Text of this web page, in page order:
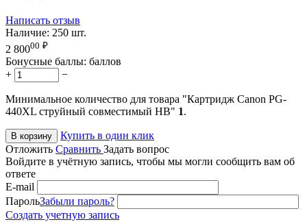
Написать отзыв
Наличие: 250 шт.
2 80000 ₽
Бонусные баллы: баллов
+
−
Минимальное количество для товара "Картридж Canon PG-
440XL струйный совместимый HB" 1.
В корзину
Купить в один клик
Отложить Сравнить Задать вопрос
Войдите в учётную запись, чтобы мы могли сообщить вам об
ответе
E-mail
ПарольЗабыли пароль?
Создать учетную запись